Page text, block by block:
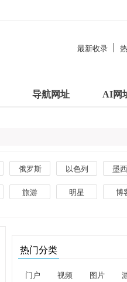
最新收录
导航网址 AI网
俄罗斯 以色列 墨
新西兰 瑞士 波
旅游 明星 博
热门分类
门户 视频 图片